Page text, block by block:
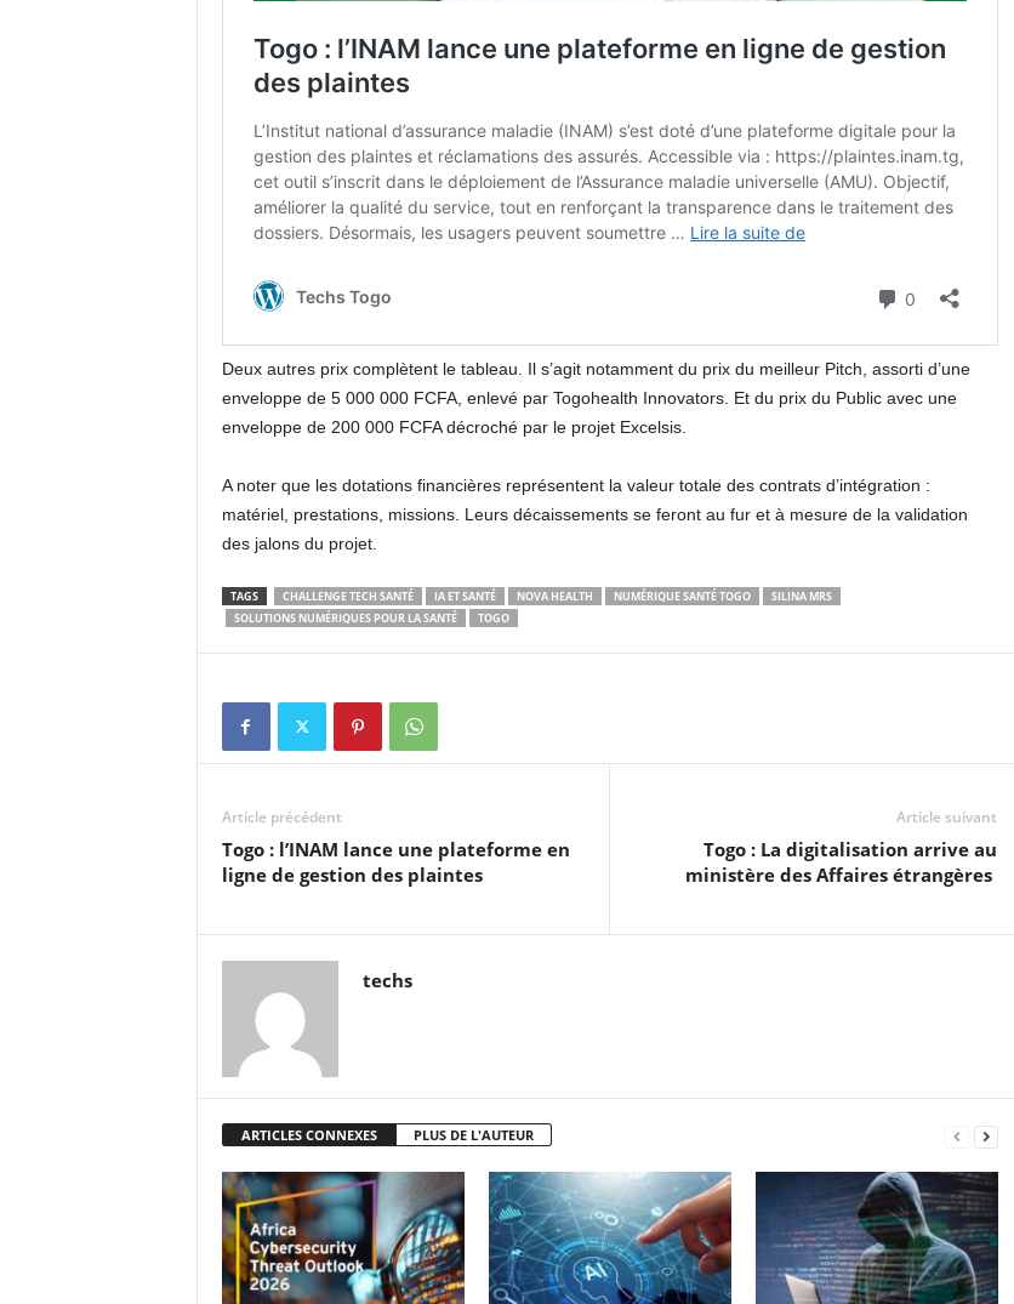
Deux autres prix complètent le tableau. Il s’agit notamment du prix du meilleur Pitch, assorti d’une
enveloppe de 5 000 000 FCFA, enlevé par Togohealth Innovators. Et du prix du Public avec une
enveloppe de 200 000 FCFA décroché par le projet Excelsis.
A noter que les dotations financières représentent la valeur totale des contrats d’intégration :
matériel, prestations, missions. Leurs décaissements se feront au fur et à mesure de la validation
des jalons du projet.
TAGS CHALLENGE TECH SANTÉ IA ET SANTÉ NOVA HEALTH NUMÉRIQUE SANTÉ TOGO
SILINA MRS
SOLUTIONS NUMÉRIQUES POUR LA SANTÉ
TOGO
Article précédent
Togo : l’INAM lance une plateforme en
ligne de gestion des plaintes
Article suivant
Togo : La digitalisation arrive au
ministère des Affaires étrangères
techs
ARTICLES CONNEXES PLUS DE L'AUTEUR